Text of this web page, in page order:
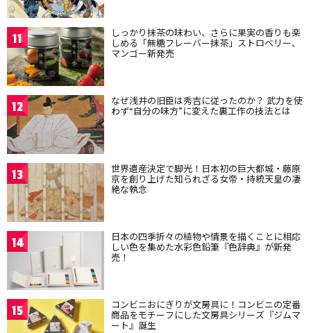
11 しっかり抹茶の味わい、さらに果実の香りも楽
しめる「無糖フレーバー抹茶」ストロベリー、
マンゴー新発売
12 なぜ浅井の旧臣は秀吉に従ったのか？ 武力を使
わず“自分の味方”に変えた裏工作の技法とは
13 世界遺産決定で脚光！日本初の巨大都城・藤原
京を創り上げた知られざる女帝・持統天皇の凄
絶な執念
14 日本の四季折々の植物や情景を描くことに相応
しい色を集めた水彩色鉛筆『色辞典』が新発
売！
15 コンビニおにぎりが文房具に！コンビニの定番
商品をモチーフにした文房具シリーズ『ジムマ
ート』誕生